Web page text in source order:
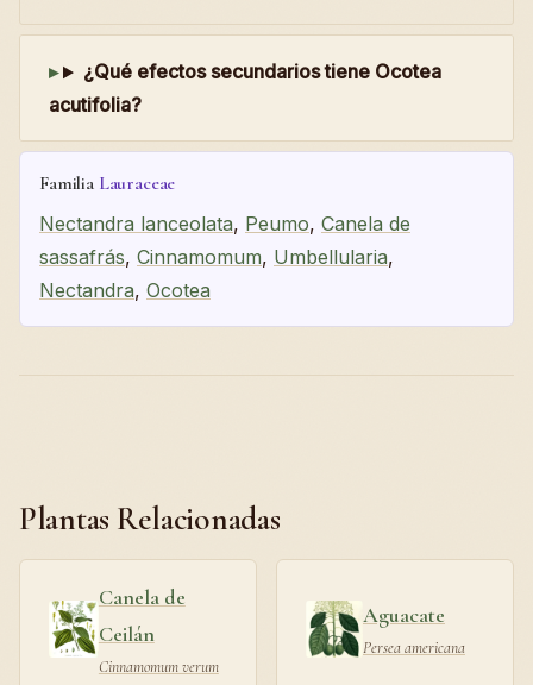
¿Qué efectos secundarios tiene Ocotea
acutifolia?
Familia Lauraceae
Nectandra lanceolata, Peumo, Canela de
sassafrás, Cinnamomum, Umbellularia,
Nectandra, Ocotea
Plantas Relacionadas
Canela de
Ceilán
Cinnamomum verum
Aguacate
Persea americana